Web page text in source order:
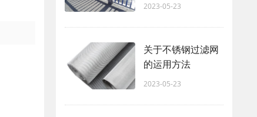
2023-05-23
关于不锈钢过滤网
的运用方法
2023-05-23